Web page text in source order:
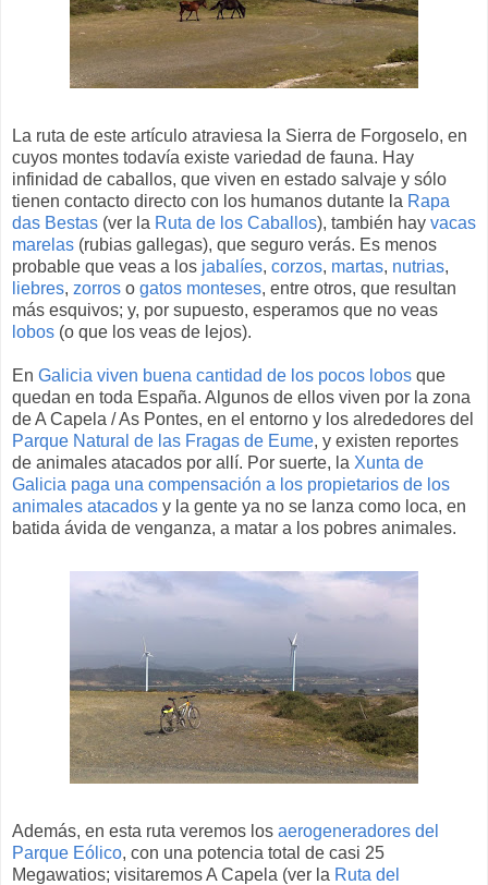
La ruta de este artículo atraviesa la Sierra de Forgoselo, en
cuyos montes todavía existe variedad de fauna. Hay
infinidad de caballos, que viven en estado salvaje y sólo
tienen contacto directo con los humanos dutante la Rapa
das Bestas (ver la Ruta de los Caballos), también hay vacas
marelas (rubias gallegas), que seguro verás. Es menos
probable que veas a los jabalíes, corzos, martas, nutrias,
liebres, zorros o gatos monteses, entre otros, que resultan
más esquivos; y, por supuesto, esperamos que no veas
lobos (o que los veas de lejos).
En Galicia viven buena cantidad de los pocos lobos que
quedan en toda España. Algunos de ellos viven por la zona
de A Capela / As Pontes, en el entorno y los alrededores del
Parque Natural de las Fragas de Eume, y existen reportes
de animales atacados por allí. Por suerte, la Xunta de
Galicia paga una compensación a los propietarios de los
animales atacados y la gente ya no se lanza como loca, en
batida ávida de venganza, a matar a los pobres animales.
Además, en esta ruta veremos los aerogeneradores del
Parque Eólico, con una potencia total de casi 25
Megawatios; visitaremos A Capela (ver la Ruta del